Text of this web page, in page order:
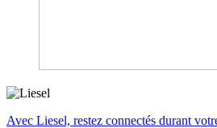
Avec Liesel, restez connectés durant